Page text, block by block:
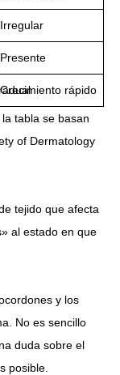
Irregular
Presente
Crecimiento rápido
tabla se basan
of Dermatology
tejido que afecta
al estado en que
y los
No es sencillo
duda sobre el
posible.